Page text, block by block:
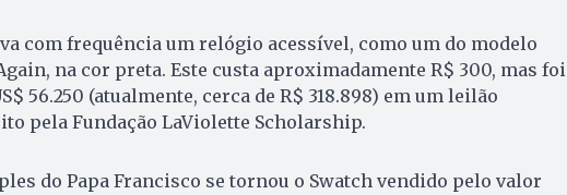
com frequência um relógio acessível, como um do modelo
na cor preta. Este custa aproximadamente R$ 300, mas foi
56.250 (atualmente, cerca de R$ 318.898) em um leilão
pela Fundação LaViolette Scholarship.
do Papa Francisco se tornou o Swatch vendido pelo valor